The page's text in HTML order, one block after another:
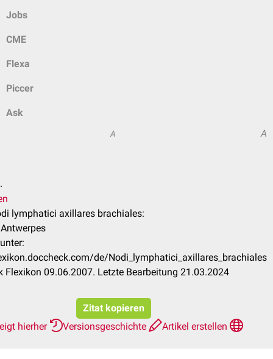
Jobs
CME
Flexa
Piccer
Ask
A A
lymphatici axillares brachiales:
de/Nodi_lymphatici_axillares_brachiales
Flexikon 09.06.2007. Letzte Bearbeitung 21.03.2024
Zitat kopieren
hierher
Versionsgeschichte Artikel erstellen